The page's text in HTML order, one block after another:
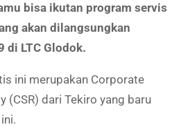
bisa ikutan program servis
akan dilangsungkan
di LTC Glodok.
ini merupakan Corporate
(CSR) dari Tekiro yang baru